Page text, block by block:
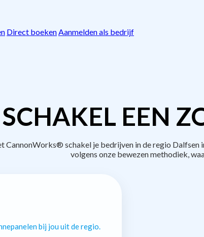
Direct boekenAanmelden als bedrijf
SCHAKEL EEN
CannonWorks® schakel je bedrijven in de regio Dalfsen
volgens onze bewezen methodiek,
bij jou uit de regio.